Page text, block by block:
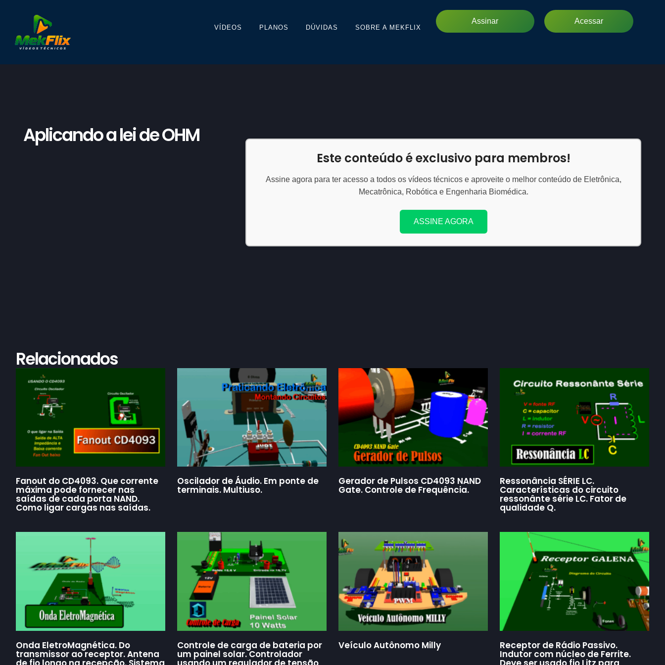
VÍDEOS PLANOS DÚVIDAS SOBRE A MEKFLIX
Assinar Acessar
Aplicando a lei de OHM
Este conteúdo é exclusivo para membros!
Assine agora para ter acesso a todos os vídeos técnicos e aproveite o melhor conteúdo de Eletrônica,
Mecatrônica, Robótica e Engenharia Biomédica.
ASSINE AGORA
Relacionados
Fanout do CD4093. Que corrente
máxima pode fornecer nas
saídas de cada porta NAND.
Como ligar cargas nas saídas.
Oscilador de Áudio. Em ponte de
terminais. Multiuso.
Gerador de Pulsos CD4093 NAND
Gate. Controle de Frequência.
Ressonância SÉRIE LC.
Características do circuito
ressonânte série LC. Fator de
qualidade Q.
Onda EletroMagnética. Do
transmissor ao receptor. Antena
Controle de carga de bateria por
um painel solar. Controlador
Veículo Autônomo Milly Receptor de Rádio Passivo.
Indutor com núcleo de Ferrite.